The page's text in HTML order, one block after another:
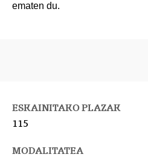
ematen du.
ESKAINITAKO PLAZAK
115
MODALITATEA